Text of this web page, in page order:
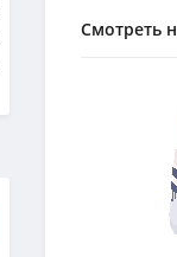
Смотреть